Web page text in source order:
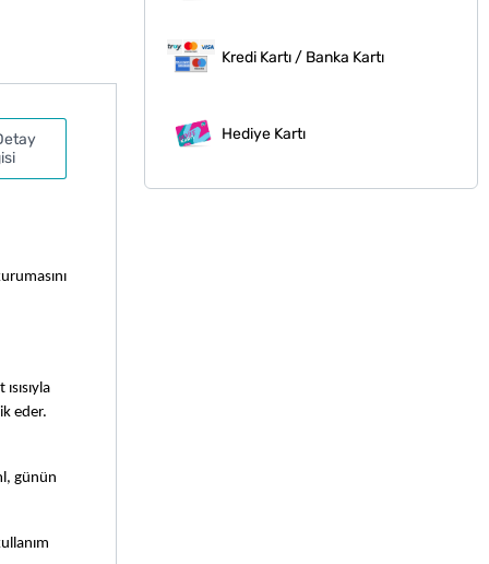
Kredi Kartı / Banka Kartı
Hediye Kartı
eder.
günün